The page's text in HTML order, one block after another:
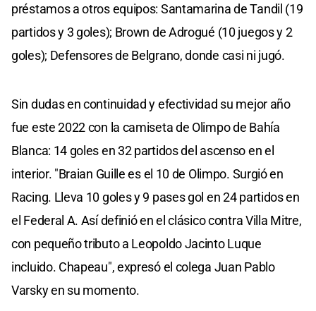
préstamos a otros equipos: Santamarina de Tandil (19
partidos y 3 goles); Brown de Adrogué (10 juegos y 2
goles); Defensores de Belgrano, donde casi ni jugó.
Sin dudas en continuidad y efectividad su mejor año
fue este 2022 con la camiseta de Olimpo de Bahía
Blanca: 14 goles en 32 partidos del ascenso en el
interior. "Braian Guille es el 10 de Olimpo. Surgió en
Racing. Lleva 10 goles y 9 pases gol en 24 partidos en
el Federal A. Así definió en el clásico contra Villa Mitre,
con pequeño tributo a Leopoldo Jacinto Luque
incluido. Chapeau", expresó el colega Juan Pablo
Varsky en su momento.